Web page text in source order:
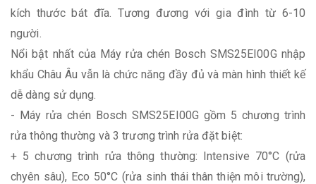
kích thước bát đĩa. Tương đương với gia đình từ 6-10
người.
Nổi bật nhất của Máy rửa chén Bosch SMS25EI00G nhập
khẩu Châu Âu vẫn là chức năng đầy đủ và màn hình thiết kế
dễ dàng sử dụng.
- Máy rửa chén Bosch SMS25EI00G gồm 5 chương trình
rửa thông thường và 3 trương trình rửa đặt biệt:
+ 5 chương trình rửa thông thường: Intensive 70°C (rửa
chyên sâu), Eco 50°C (rửa sinh thái thân thiện môi trường),